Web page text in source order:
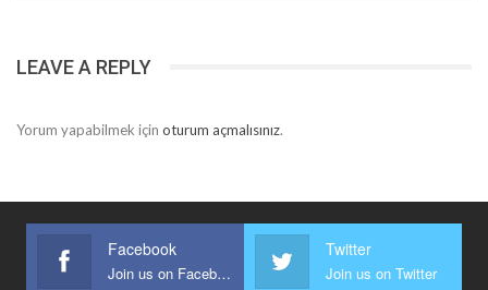
LEAVE A REPLY
Yorum yapabilmek için oturum açmalısınız.
Facebook
Join us on Facebook
Twitter
Join us on Twitter